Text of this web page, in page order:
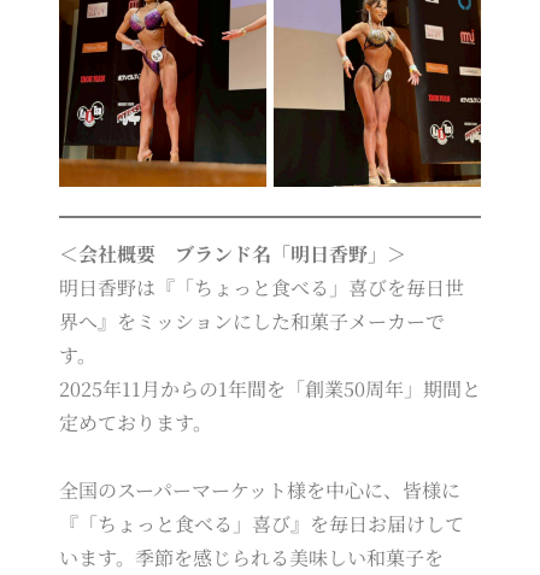
＜会社概要 ブランド名「明日香野」＞
明日香野は『「ちょっと食べる」喜びを毎日世
界へ』をミッションにした和菓子メーカーで
す。
2025年11月からの1年間を「創業50周年」期間と
定めております。
全国のスーパーマーケット様を中心に、皆様に
『「ちょっと食べる」喜び』を毎日お届けして
います。季節を感じられる美味しい和菓子を